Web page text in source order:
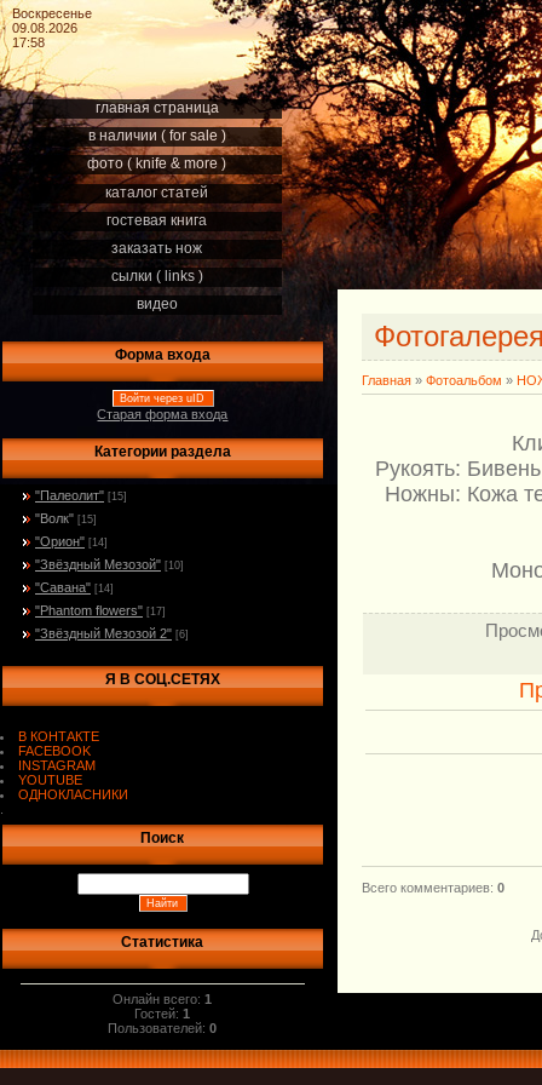
Воскресенье
09.08.2026
17:58
главная страница
в наличии ( for sale )
фото ( knife & more )
каталог статей
гостевая книга
заказать нож
сылки ( links )
видео
Форма входа
Войти через uID
Старая форма входа
Категории раздела
"Палеолит" [15]
"Волк" [15]
"Орион" [14]
"Звёздный Мезозой" [10]
"Савана" [14]
"Phantom flowers" [17]
"Звёздный Мезозой 2" [6]
Я В СОЦ.СЕТЯХ
В КОНТАКТЕ
FACEBOOK
INSTAGRAM
YOUTUBE
ОДНОКЛАСНИКИ
Поиск
Статистика
Онлайн всего:1
Гостей:1
Пользователей:0
Главная » Фотоальбом »
Рукоять:
Ножны: Кожа
Всего комментариев: 0